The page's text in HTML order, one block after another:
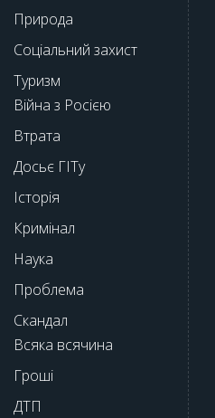
Природа
Соціальний захист
Туризм
Війна з Росією
Втрата
Досьє ГІТу
Історія
Кримінал
Наука
Проблема
Скандал
Всяка всячина
Гроші
ДТП